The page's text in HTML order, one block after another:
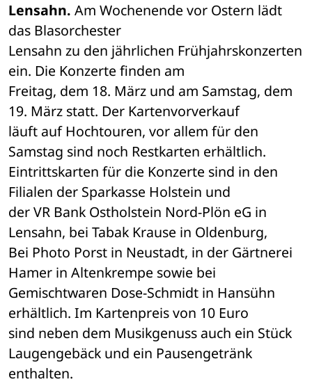
Lensahn. Am Wochenende vor Ostern lädt
das Blasorchester
Lensahn zu den jährlichen Frühjahrskonzerten
ein. Die Konzerte finden am
Freitag, dem 18. März und am Samstag, dem
19. März statt. Der Kartenvorverkauf
läuft auf Hochtouren, vor allem für den
Samstag sind noch Restkarten erhältlich.
Eintrittskarten für die Konzerte sind in den
Filialen der Sparkasse Holstein und
der VR Bank Ostholstein Nord-Plön eG in
Lensahn, bei Tabak Krause in Oldenburg,
Bei Photo Porst in Neustadt, in der Gärtnerei
Hamer in Altenkrempe sowie bei
Gemischtwaren Dose-Schmidt in Hansühn
erhältlich. Im Kartenpreis von 10 Euro
sind neben dem Musikgenuss auch ein Stück
Laugengebäck und ein Pausengetränk
enthalten.